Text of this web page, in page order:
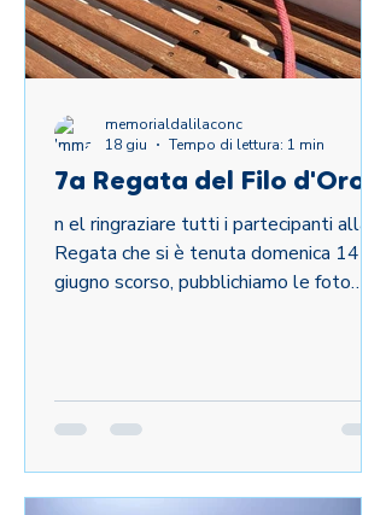
7a Regata del Filo d'Oro
n el ringraziare tutti i partecipanti alla
Regata che si è tenuta domenica 14
giugno scorso, pubblichiamo le foto
memorialdalilaconc
18 giu
Tempo di lettura: 1 min